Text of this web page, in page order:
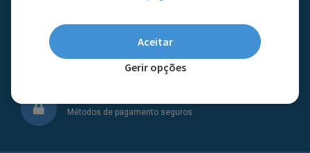
Aceitar
Gerir opções
Envie-nos uma mensagem
geral@youlikeitstore.com
Métodos de pagamento seguros